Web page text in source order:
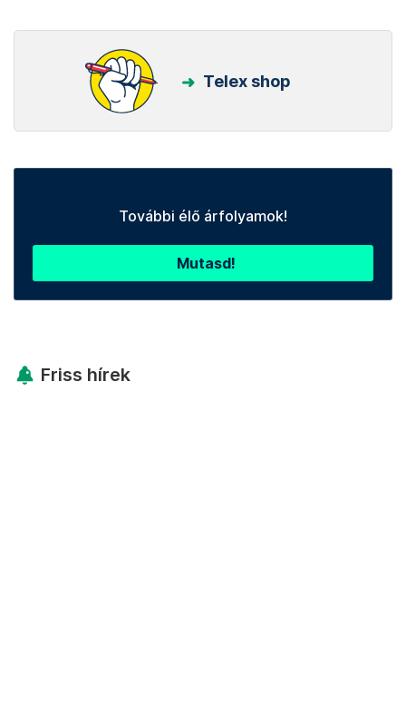
Telex shop
További élő árfolyamok!
Mutasd!
Friss hírek